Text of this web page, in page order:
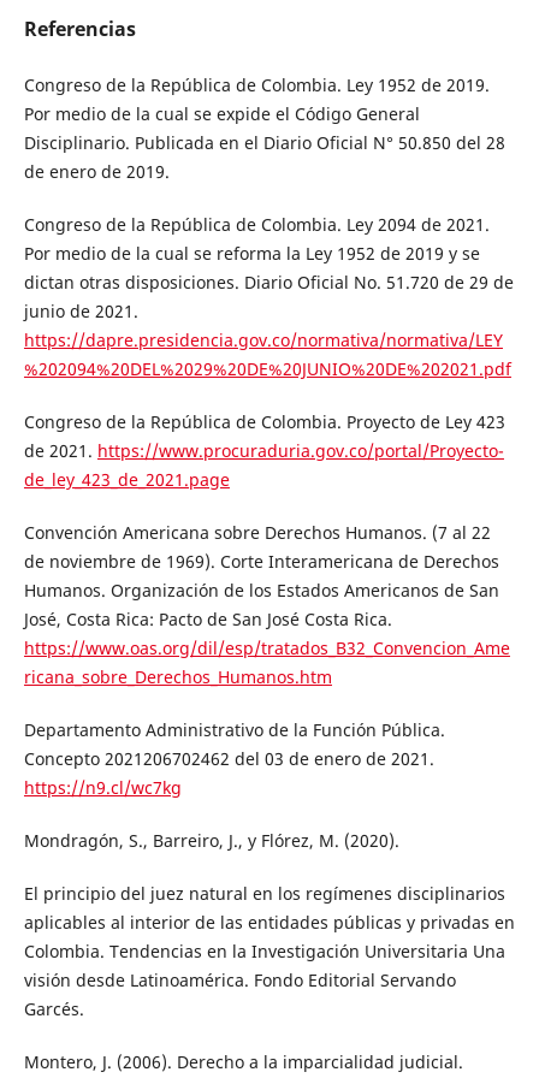
Referencias
Congreso de la República de Colombia. Ley 1952 de 2019.
Por medio de la cual se expide el Código General
Disciplinario. Publicada en el Diario Oficial N° 50.850 del 28
de enero de 2019.
Congreso de la República de Colombia. Ley 2094 de 2021.
Por medio de la cual se reforma la Ley 1952 de 2019 y se
dictan otras disposiciones. Diario Oficial No. 51.720 de 29 de
junio de 2021.
https://dapre.presidencia.gov.co/normativa/normativa/LEY
%202094%20DEL%2029%20DE%20JUNIO%20DE%202021.pdf
Congreso de la República de Colombia. Proyecto de Ley 423
de 2021. https://www.procuraduria.gov.co/portal/Proyecto-
de_ley_423_de_2021.page
Convención Americana sobre Derechos Humanos. (7 al 22
de noviembre de 1969). Corte Interamericana de Derechos
Humanos. Organización de los Estados Americanos de San
José, Costa Rica: Pacto de San José Costa Rica.
https://www.oas.org/dil/esp/tratados_B32_Convencion_Ame
ricana_sobre_Derechos_Humanos.htm
Departamento Administrativo de la Función Pública.
Concepto 2021206702462 del 03 de enero de 2021.
https://n9.cl/wc7kg
Mondragón, S., Barreiro, J., y Flórez, M. (2020).
El principio del juez natural en los regímenes disciplinarios
aplicables al interior de las entidades públicas y privadas en
Colombia. Tendencias en la Investigación Universitaria Una
visión desde Latinoamérica. Fondo Editorial Servando
Garcés.
Montero, J. (2006). Derecho a la imparcialidad judicial.